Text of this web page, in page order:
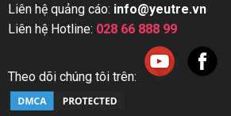
Liên hệ quảng cáo: info@yeutre.vn
Liên hệ Hotline: 028 66 888 99
Theo dõi chúng tôi trên: